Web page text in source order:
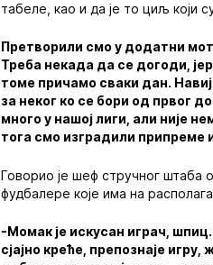
табеле, као и да је то циљ који
Претворили смо у додатни
Треба некада да се догоди,
томе причамо сваки дан.
за неког ко се бори од првог
много у нашој лиги, али није
тога смо изградили припреме
Говорио је шеф стручног штаба
фудбалере које има на
-Момак је искусан играч,
сјајно креће, препознаје